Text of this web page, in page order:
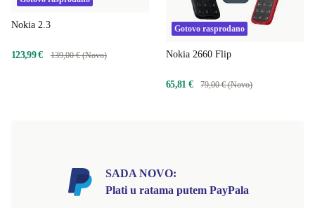
Gotovo rasprodano
Gotovo rasprodano
SADA NOVO: